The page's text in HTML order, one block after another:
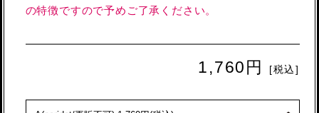
の特徴ですので予めご了承ください。
1,760円 [税込]